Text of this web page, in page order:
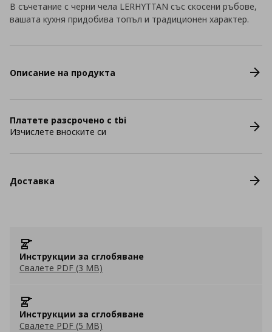
В съчетание с черни чела LERHYTTAN със скосени ръбове,
вашата кухня придобива топъл и традиционен характер.
Описание на продукта
Платете разсрочено с tbi
Изчислете вноските си
Доставка
Инструкции за сглобяване
Свалете PDF (3 MB)
Инструкции за сглобяване
Свалете PDF (5 MB)